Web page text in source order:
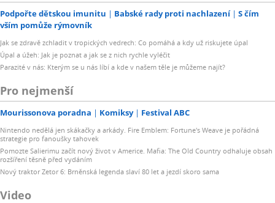
Podpořte dětskou imunitu Babské rady proti nachlazení
S čím
vším pomůže rýmovník
Jak se zdravě zchladit v tropických vedrech: Co pomáhá a kdy už riskujete úpal
Úpal a úžeh: Jak je poznat a jak se z nich rychle vyléčit
Parazité v nás: Kterým se u nás líbí a kde v našem těle je můžeme najít?
Pro nejmenší
Mourissonova poradna Komiksy Festival ABC
Nintendo nedělá jen skákačky a arkády. Fire Emblem: Fortune's Weave je pořádná
strategie pro fanoušky tahovek
Pomozte Salierimu začít nový život v Americe. Mafia: The Old Country odhaluje obsah
rozšíření těsně před vydáním
Nový traktor Zetor 6: Brněnská legenda slaví 80 let a jezdí skoro sama
Video